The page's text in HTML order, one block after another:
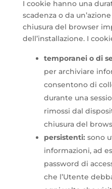
I cookie hanno una
scadenza o da
chiusura del browser
dell’installazione. I
temporanei o di
per archiviare
consentono di
durante una
rimossi dal
chiusura del
persistenti: sono
informazioni, ad
password di
che l’Utente